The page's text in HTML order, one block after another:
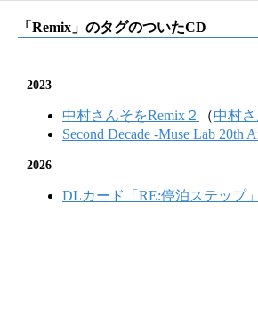
「 Remix 」のタグのついたCD
2023
中村さんそをRemix２ （中村
Second Decade -Muse Lab 20th
2026
DLカード「RE:停泊ステップ」